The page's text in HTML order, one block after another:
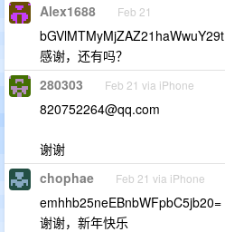
Alex1688 Feb 21
bGVlMTMyMjZAZ21haWwuY29t
感谢，还有吗？
280303 Feb 21 via iPhone
820752264@qq.com
谢谢
chophae Feb 21 via iPhone
emhhb25neEBnbWFpbC5jb20=
谢谢，新年快乐